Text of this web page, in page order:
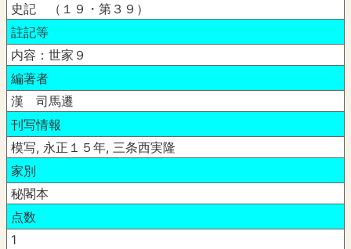
史記 （１９・第３９）
註記等
内容：世家９
編著者
漢 司馬遷
刊写情報
模写, 永正１５年, 三条西実隆
家別
秘閣本
点数
1